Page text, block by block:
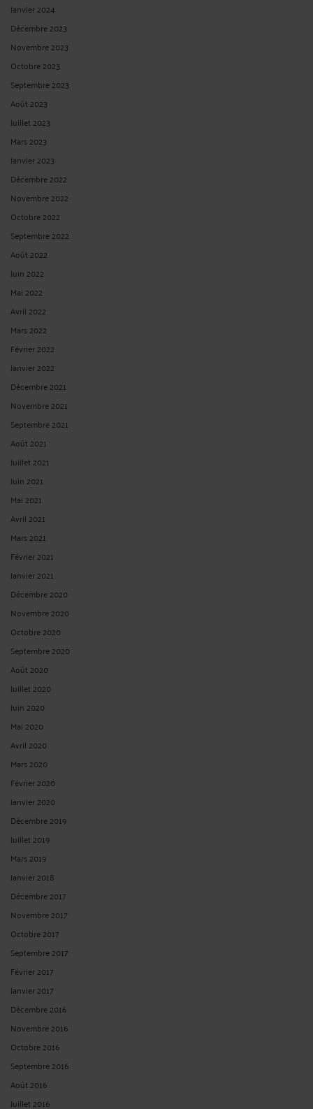
Janvier 2024
Décembre 2023
Novembre 2023
Octobre 2023
Septembre 2023
Août 2023
Juillet 2023
Mars 2023
Janvier 2023
Décembre 2022
Novembre 2022
Octobre 2022
Septembre 2022
Août 2022
Juin 2022
Mai 2022
Avril 2022
Mars 2022
Février 2022
Janvier 2022
Décembre 2021
Novembre 2021
Septembre 2021
Août 2021
Juillet 2021
Juin 2021
Mai 2021
Avril 2021
Mars 2021
Février 2021
Janvier 2021
Décembre 2020
Novembre 2020
Octobre 2020
Septembre 2020
Août 2020
Juillet 2020
Juin 2020
Mai 2020
Avril 2020
Mars 2020
Février 2020
Janvier 2020
Décembre 2019
Juillet 2019
Mars 2019
Janvier 2018
Décembre 2017
Novembre 2017
Octobre 2017
Septembre 2017
Février 2017
Janvier 2017
Décembre 2016
Novembre 2016
Octobre 2016
Septembre 2016
Août 2016
Juillet 2016